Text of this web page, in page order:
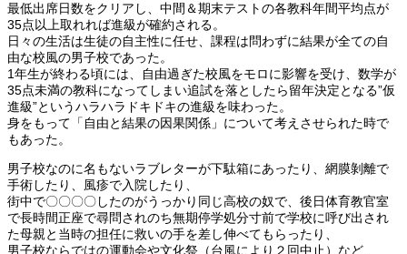
最低出席日数をクリアし、中間＆期末テストの各教科年間平均点が
35点以上取れれば進級が確約される。
日々の生活は生徒の自主性に任せ、課程は問わずに結果が全ての自
由な校風の男子校であった。
1年生が終わる頃には、自由過ぎた校風をモロに影響を受け、数学が
35点未満の教科になってしまい追試を落としたら留年決定となる”仮
進級”というハラハラドキドキの進級を味わった。
身をもって「自由と結果の因果関係」について考えさせられた時で
もあった。
男子校なのに名もないラブレターが下駄箱にあったり、網膜剝離で
手術したり、風疹で入院したり、
街中で〇〇〇〇したのがうっかり同じ高校の奴で、後日体育教官室
で長時間正座で尋問されのち無期停学処分寸前で学校に呼び出され
た母親と当時の担任に救いの手を差し伸べてもらったり、
男子校ならではの運動会や文化祭（台風により２回中止）など、